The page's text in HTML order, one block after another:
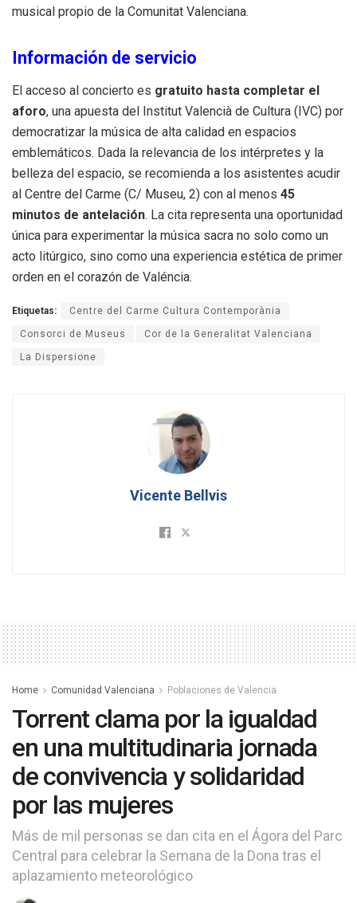
musical propio de la Comunitat Valenciana.
Información de servicio
El acceso al concierto es gratuito hasta completar el
aforo, una apuesta del Institut Valencià de Cultura (IVC) por
democratizar la música de alta calidad en espacios
emblemáticos. Dada la relevancia de los intérpretes y la
belleza del espacio, se recomienda a los asistentes acudir
al Centre del Carme (C/ Museu, 2) con al menos 45
minutos de antelación. La cita representa una oportunidad
única para experimentar la música sacra no solo como un
acto litúrgico, sino como una experiencia estética de primer
orden en el corazón de Valéncia.
Etiquetas: Centre del Carme Cultura Contemporània
Consorci de Museus Cor de la Generalitat Valenciana
La Dispersione
Vicente Bellvis
Home Comunidad Valenciana Poblaciones de Valencia
Torrent clama por la igualdad
en una multitudinaria jornada
de convivencia y solidaridad
por las mujeres
Más de mil personas se dan cita en el Ágora del Parc
Central para celebrar la Semana de la Dona tras el
aplazamiento meteorológico